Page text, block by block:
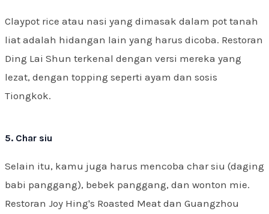
Claypot rice atau nasi yang dimasak dalam pot tanah
liat adalah hidangan lain yang harus dicoba. Restoran
Ding Lai Shun terkenal dengan versi mereka yang
lezat, dengan topping seperti ayam dan sosis
Tiongkok.
5. Char siu
Selain itu, kamu juga harus mencoba char siu (daging
babi panggang), bebek panggang, dan wonton mie.
Restoran Joy Hing's Roasted Meat dan Guangzhou